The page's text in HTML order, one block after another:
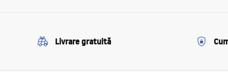
Livrare gratuită